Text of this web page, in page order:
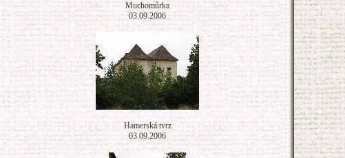
Muchomůrka
03.09.2006
Hamerská tvrz
03.09.2006